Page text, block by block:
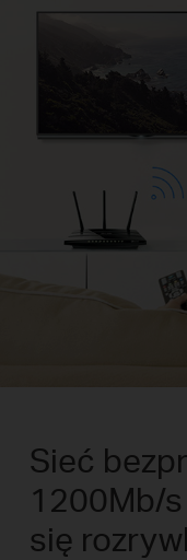
Sieć
1200Mb/
się